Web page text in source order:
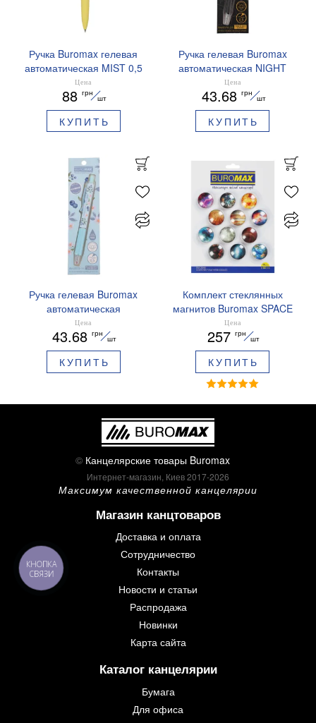
Ручка Buromax гелевая
автоматическая MIST 0,5
мм синие чернила
BM.83103
Цена
88 грн
шт
КУПИТЬ
Ручка гелевая Buromax
автоматическая NIGHT
SKY ZODIAC 0.5 мм
ароматизированный грипп
синие чернила BM.8379-
01
Цена
43.68 грн
шт
КУПИТЬ
Ручка гелевая Buromax
автоматическая
ARABESKI 0.5 мм
ароматизированный грипп
синие чернила в блистере
BM.8379-02
Цена
43.68 грн
шт
КУПИТЬ
Комплект стеклянных
магнитов Buromax SPACE
12 шт 30 мм BM.0048
Цена
257 грн
шт
КУПИТЬ
© Канцелярские товары Buromax
Интернет-магазин, Киев 2017-2026
Максимум качественной канцелярии
Магазин канцтоваров
Доставка и оплата
Сотрудничество
Контакты
Новости и статьи
Распродажа
Новинки
Карта сайта
Каталог канцелярии
Бумага
Для офиса
КНОПКА
СВЯЗИ